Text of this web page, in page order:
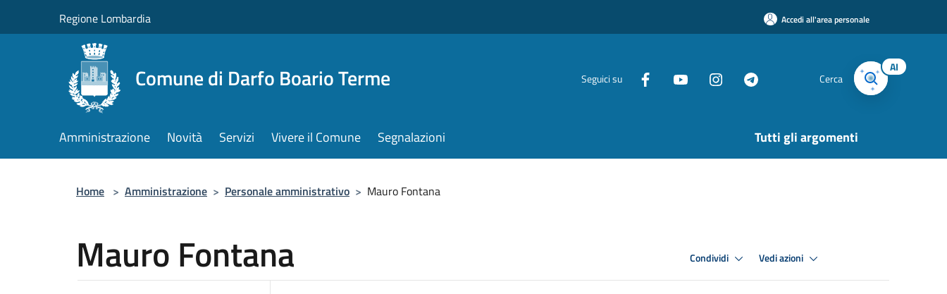
Regione Lombardia Accedi all'area personale
Comune di Darfo Boario Terme Seguici su Cerca
AI
Amministrazione Novità Servizi Vivere il Comune Segnalazioni Tutti gli argomenti
Home > Amministrazione > Personale amministrativo > Mauro Fontana
Mauro Fontana Condividi Vedi azioni